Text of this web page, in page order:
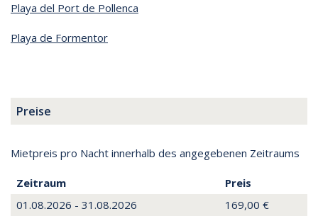
Playa del Port de Pollenca
Playa de Formentor
Preise
Mietpreis pro Nacht innerhalb des angegebenen Zeitraums
Zeitraum
Preis
01.08.2026 - 31.08.2026
169,00 €